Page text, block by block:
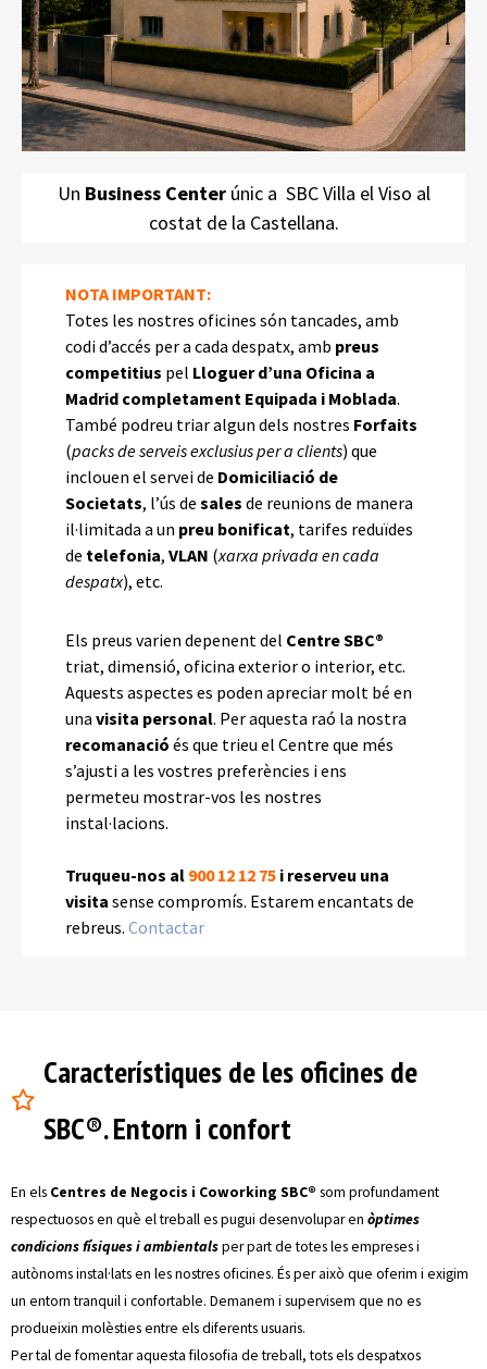
SBC Villa el Viso
18 Despatxos exteriors en
un xalet exclusiu al costat de la Castellana
Un Business Centerúnic a SBC Villa el Viso al
costat de la Castellana.
NOTAIMPORTANT:
Totes les nostres oficines són tancades, amb
codi d’accés per a cada despatx, amb preus
competitius pel Lloguer d’una Oficina a
Madrid completament Equipada i Moblada.
També podreu triar algun dels nostres Forfaits
(packs de serveis exclusius per a clients) que
inclouen el servei de Domiciliació de
Societats, l’ús de sales de reunions de manera
il·limitada a un preu bonificat, tarifes reduïdes
de telefonia, VLAN (xarxa privada en cada
despatx), etc.
Els preus varien depenent del Centre SBC®
triat, dimensió, oficina exterior o interior, etc.
Aquests aspectes es poden apreciar molt bé en
una visita personal. Per aquesta raó la nostra
recomanació és que trieu el Centre que més
s’ajusti a les vostres preferències i ens
permeteu mostrar-vos les nostres
instal·lacions.
Truqueu-nos al 900 12 12 75 i reserveu una
visita sense compromís. Estarem encantats de
rebreus. Contactar
Característiques de les oficines de
SBC®. Entorn i confort
En els Centres de Negocis i Coworking SBC® som profundament
respectuosos en què el treball es pugui desenvolupar en òptimes
condicions físiques i ambientalsper part de totes les empreses i
autònoms instal·lats en les nostres oficines. És per això que oferim i exigim
un entorn tranquil i confortable. Demanem i supervisem que no es
produeixin molèsties entre els diferents usuaris.
Per tal de fomentar aquesta filosofia de treball, tots els despatxos